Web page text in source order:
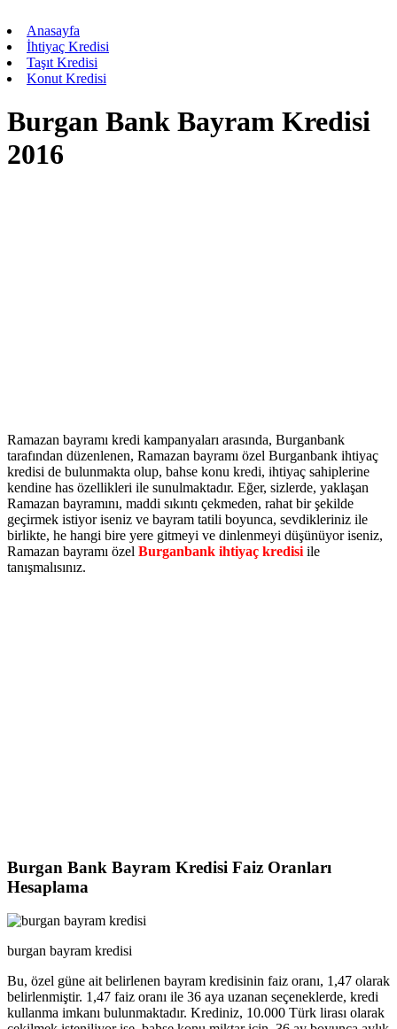
Anasayfa
İhtiyaç Kredisi
Taşıt Kredisi
Konut Kredisi
Burgan Bank Bayram Kredisi
2016
Ramazan bayramı kredi kampanyaları arasında, Burganbank
tarafından düzenlenen, Ramazan bayramı özel Burganbank ihtiyaç
kredisi de bulunmakta olup, bahse konu kredi, ihtiyaç sahiplerine
kendine has özellikleri ile sunulmaktadır. Eğer, sizlerde, yaklaşan
Ramazan bayramını, maddi sıkıntı çekmeden, rahat bir şekilde
geçirmek istiyor iseniz ve bayram tatili boyunca, sevdikleriniz ile
birlikte, he hangi bire yere gitmeyi ve dinlenmeyi düşünüyor iseniz,
Ramazan bayramı özel Burganbank ihtiyaç kredisi ile
tanışmalısınız.
Burgan Bank Bayram Kredisi Faiz Oranları
Hesaplama
burgan bayram kredisi
Bu, özel güne ait belirlenen bayram kredisinin faiz oranı, 1,47 olarak
belirlenmiştir. 1,47 faiz oranı ile 36 aya uzanan seçeneklerde, kredi
kullanma imkanı bulunmaktadır. Krediniz, 10.000 Türk lirası olarak